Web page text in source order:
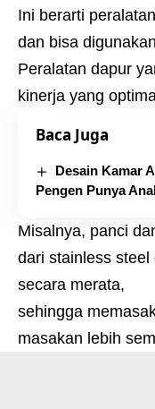
Ini berarti
dan bisa
Peralatan dapur
kinerja yang
Baca Juga
Desain Kamar
Pengen Punya
Misalnya, panci
dari stainless
secara merata,
sehingga
masakan lebih